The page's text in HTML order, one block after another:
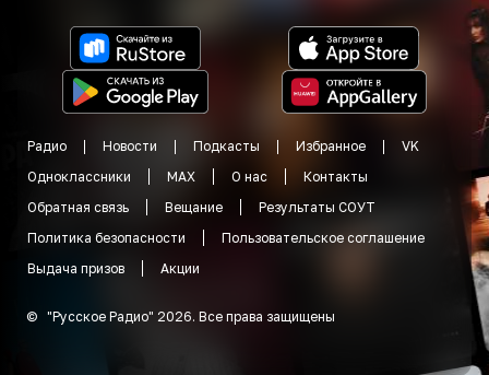
Радио Новости Подкасты Избранное
VK
Одноклассники
MAX О нас
Контакты
Обратная связь
Вещание
Результаты СОУТ
Политика безопасности
Пользовательское соглашение
Выдача призов
Акции
© "Русское Радио" 2026. Все права защищены